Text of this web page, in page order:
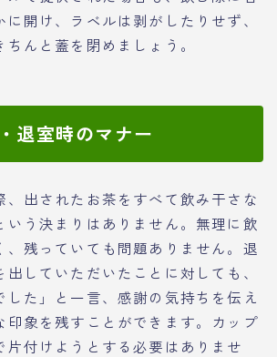
開け、ラベルは剥がしたりせず、
んと蓋を閉めましょう。
退室時のマナー
、出されたお茶をすべて飲み干さな
いう決まりはありません。無理に飲
、残っていても問題ありません。退
していただいたことに対しても、
した」と一言、感謝の気持ちを伝え
印象を残すことができます。カップ
片付けようとする必要はありませ